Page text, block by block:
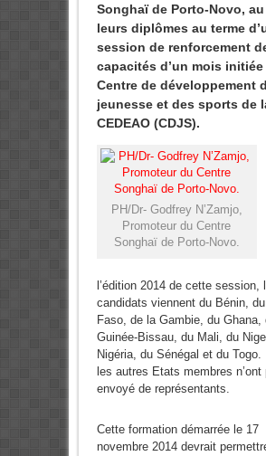
Songhaï de Porto-Novo,
leurs diplômes au terme
session de renforcement
capacités d’un mois initiée
Centre de développement
jeunesse et des sports de
CEDEAO (CDJS).
PH/Dr- Godfrey N’Zamjo,
Promoteur du Centre
Songhaï de Porto-Novo.
l’édition 2014 de cette session,
candidats viennent du Bénin,
Faso, de la Gambie, du Ghana,
Guinée-Bissau, du Mali, du
Nigéria, du Sénégal et du
les autres Etats membres n’ont
envoyé de représentants.
Cette formation démarrée le 17
novembre 2014 devrait